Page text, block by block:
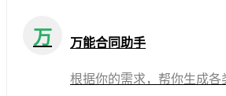
万 万能合同助手
根据你的需求，帮你生成各